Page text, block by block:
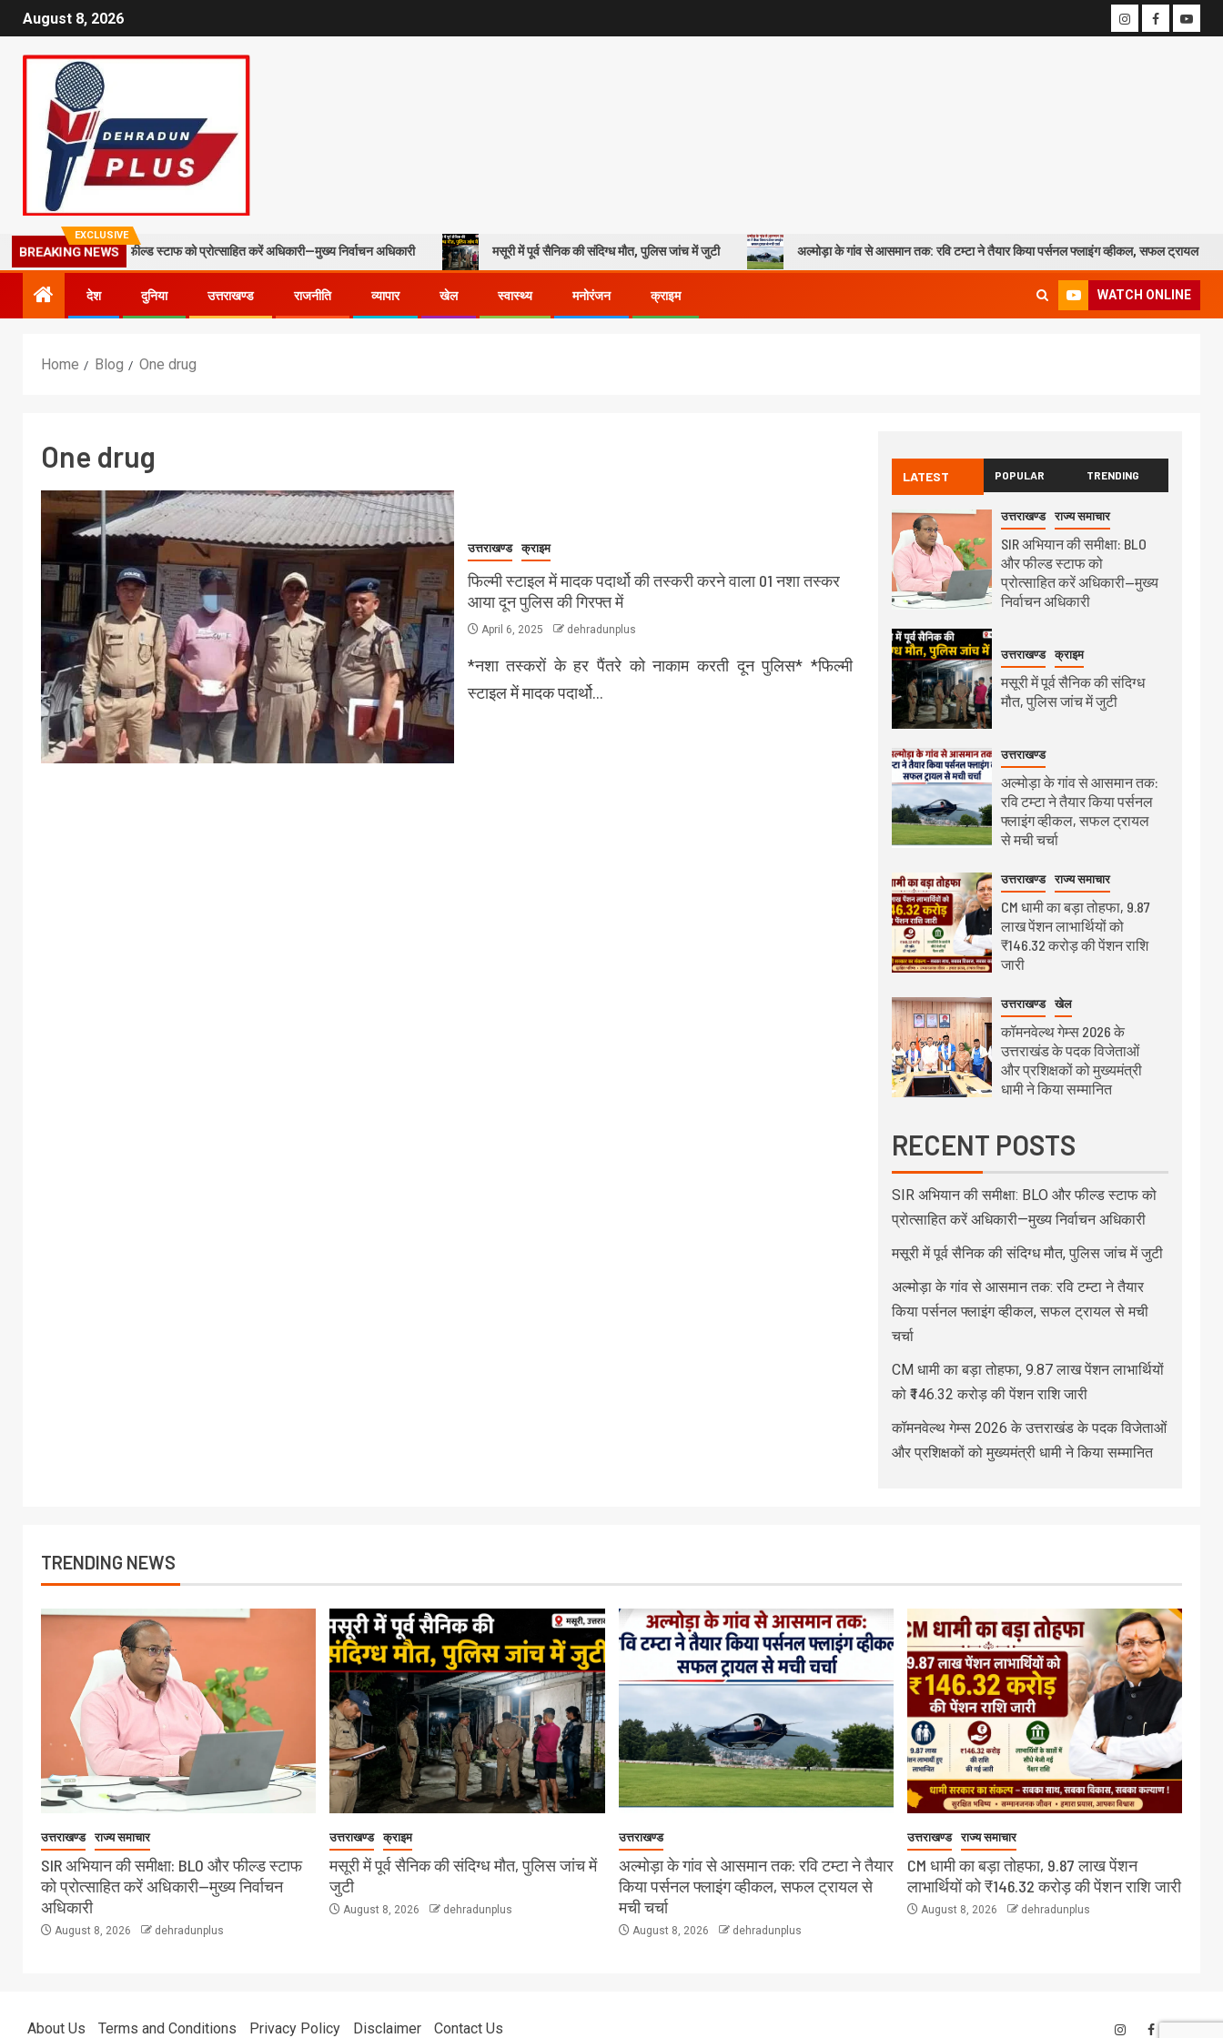
August 8, 2026
EXCLUSIVE
BREAKING NEWS
BLO और फील्ड स्टाफ को प्रोत्साहित करें अधिकारी—मुख्य निर्वाचन अधिकारी मसूरी में पूर्व सैनिक की संदिग्ध मौत, पुलिस जांच में जुटी अल्मोड़ा के गांव से आसमान तक: रवि टम्टा ने तैयार किया पर्सनल फ्लाइंग व्हीकल, सफल ट्रायल से मची चर्चा
देश दुनिया उत्तराखण्ड राजनीति व्यापार खेल स्वास्थ्य मनोरंजन क्राइम WATCH ONLINE
Home Blog One drug
One drug
उत्तराखण्ड क्राइम
फिल्मी स्टाइल में मादक पदार्थो की तस्करी करने वाला 01 नशा तस्कर
आया दून पुलिस की गिरफ्त में
April 6, 2025 dehradunplus
*नशा तस्करों के हर पैंतरे को नाकाम करती दून पुलिस* *फिल्मी
स्टाइल में मादक पदार्थो…
LATEST POPULAR TRENDING
उत्तराखण्ड राज्य समाचार
SIR अभियान की समीक्षा: BLO
और फील्ड स्टाफ को
प्रोत्साहित करें अधिकारी—मुख्य
निर्वाचन अधिकारी
उत्तराखण्ड क्राइम
मसूरी में पूर्व सैनिक की संदिग्ध
मौत, पुलिस जांच में जुटी
उत्तराखण्ड
अल्मोड़ा के गांव से आसमान तक:
रवि टम्टा ने तैयार किया पर्सनल
फ्लाइंग व्हीकल, सफल ट्रायल
से मची चर्चा
उत्तराखण्ड राज्य समाचार
CM धामी का बड़ा तोहफा, 9.87
लाख पेंशन लाभार्थियों को
₹146.32 करोड़ की पेंशन राशि
जारी
उत्तराखण्ड खेल
कॉमनवेल्थ गेम्स 2026 के
उत्तराखंड के पदक विजेताओं
और प्रशिक्षकों को मुख्यमंत्री
धामी ने किया सम्मानित
RECENT POSTS
SIR अभियान की समीक्षा: BLO और फील्ड स्टाफ को
प्रोत्साहित करें अधिकारी—मुख्य निर्वाचन अधिकारी
मसूरी में पूर्व सैनिक की संदिग्ध मौत, पुलिस जांच में जुटी
अल्मोड़ा के गांव से आसमान तक: रवि टम्टा ने तैयार
किया पर्सनल फ्लाइंग व्हीकल, सफल ट्रायल से मची
चर्चा
CM धामी का बड़ा तोहफा, 9.87 लाख पेंशन लाभार्थियों
को ₹146.32 करोड़ की पेंशन राशि जारी
कॉमनवेल्थ गेम्स 2026 के उत्तराखंड के पदक विजेताओं
और प्रशिक्षकों को मुख्यमंत्री धामी ने किया सम्मानित
TRENDING NEWS
उत्तराखण्ड राज्य समाचार
SIR अभियान की समीक्षा: BLO और फील्ड स्टाफ
को प्रोत्साहित करें अधिकारी—मुख्य निर्वाचन
अधिकारी
August 8, 2026 dehradunplus
उत्तराखण्ड क्राइम
मसूरी में पूर्व सैनिक की संदिग्ध मौत, पुलिस जांच में
जुटी
August 8, 2026 dehradunplus
उत्तराखण्ड
अल्मोड़ा के गांव से आसमान तक: रवि टम्टा ने तैयार
किया पर्सनल फ्लाइंग व्हीकल, सफल ट्रायल से
मची चर्चा
August 8, 2026 dehradunplus
उत्तराखण्ड राज्य समाचार
CM धामी का बड़ा तोहफा, 9.87 लाख पेंशन
लाभार्थियों को ₹146.32 करोड़ की पेंशन राशि जारी
August 8, 2026 dehradunplus
About Us Terms and Conditions Privacy Policy Disclaimer Contact Us